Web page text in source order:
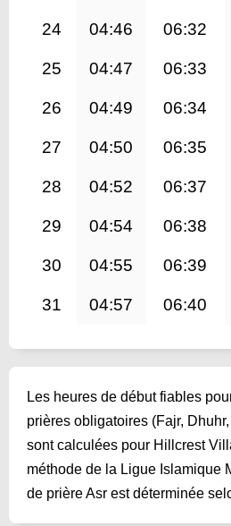
24 04:46 06:32
25 04:47 06:33
26 04:49 06:34
27 04:50 06:35
28 04:52 06:37
29 04:54 06:38
30 04:55 06:39
31 04:57 06:40
Les heures de début fiables
prières obligatoires (Fajr,
sont calculées pour Hillcrest
méthode de la Ligue Islamique
de prière Asr est déterminée